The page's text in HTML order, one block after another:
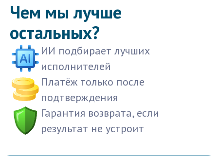
Чем мы лучше
остальных?
ИИ подбирает лучших
исполнителей
Платёж только после
подтверждения
Гарантия возврата, если
результат не устроит